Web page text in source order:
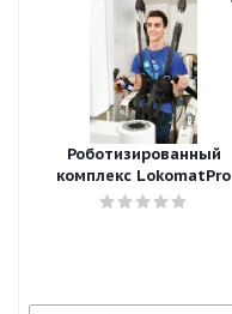
Роботизированный
комплекс LokomatPro